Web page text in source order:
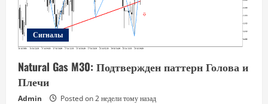
Сигналы
Natural Gas M30: Подтвержден паттерн Голова и
Плечи
Admin Posted on 2 недели тому назад